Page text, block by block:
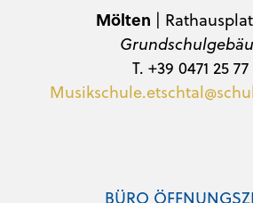
Mölten |
T. +39 0471 25 77
BÜRO